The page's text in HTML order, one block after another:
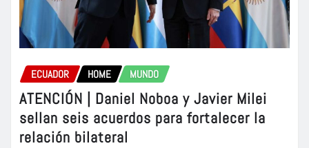
ECUADOR HOME MUNDO
ATENCIÓN | Daniel Noboa y Javier Milei
sellan seis acuerdos para fortalecer la
relación bilateral